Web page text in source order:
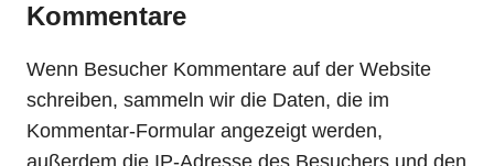
Kommentare
Wenn Besucher Kommentare auf der Website
schreiben, sammeln wir die Daten, die im
Kommentar-Formular angezeigt werden,